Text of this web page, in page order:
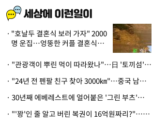
"호날두 결혼식 보러 가자" 2000
명 운집…엉뚱한 커플 결혼식에
· "관광객이 뿌린 먹이 따라왔나"…日 '토끼섬' 멧돼지, 토끼까지 사냥
· "24년 전 펜팔 친구 찾아 3000㎞"…중국 남성 사연에 '뭉클'
· 30년째 에베레스트에 얼어붙은 '그린 부츠'…드디어 가족 품으로
· "'꽝'인 줄 알고 버린 복권이 16억원짜리?"…극적으로 되찾은 사연